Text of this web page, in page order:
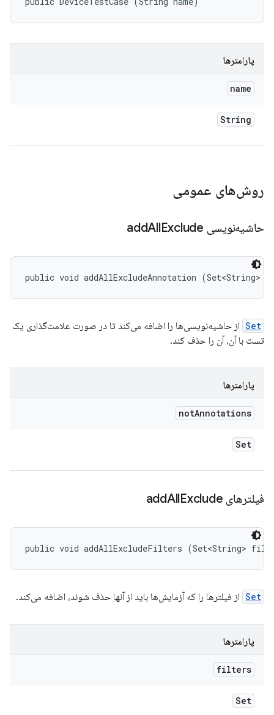
پارامترها
name
String
روش‌های عمومی
حاشیه‌نویسی add AllExclude
public void addAllExcludeAnnotation (Set<String>
Set از حاشیه‌نویسی‌ها را اضافه می‌کند تا در صورت علامت‌گذاری یک
تست با آن، آن را حذف کند.
پارامترها
notAnnotations
Set
فیلترهای add AllExclude
public void addAllExcludeFilters (Set<String>
Set از فیلترها را که آزمایش‌ها باید از آنها حذف شوند، اضافه می‌کند.
پارامترها
filters
Set